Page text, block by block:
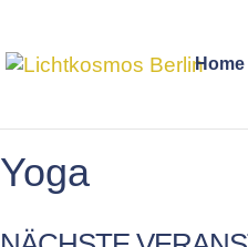
Home
Yoga